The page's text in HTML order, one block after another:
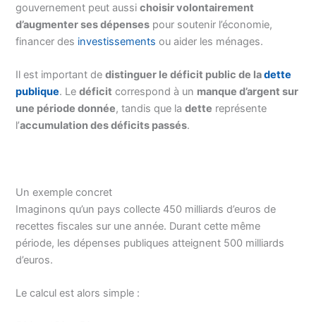
gouvernement peut aussichoisir volontairement
d’augmenter ses dépenses pour soutenir l’économie,
financer des investissements ou aider les ménages.
Il est important dedistinguer le déficit public de ladette
publique. Ledéficit correspond à un manque d’argent sur
une période donnée, tandis que ladette représente
l’accumulation des déficits passés.
Un exemple concret
Imaginons qu’un pays collecte 450 milliards d’euros de
recettes fiscales sur une année. Durant cette même
période, les dépenses publiques atteignent 500 milliards
d’euros.
Le calcul est alors simple :